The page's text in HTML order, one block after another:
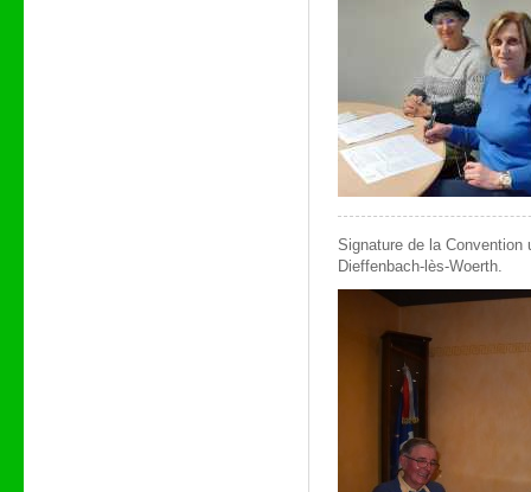
Signature de la Convention
Dieffenbach-lès-Woerth.